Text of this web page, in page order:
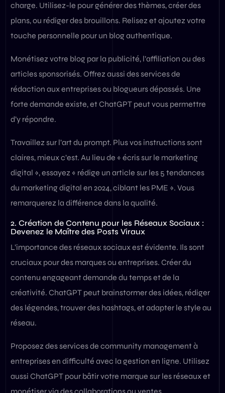
charge. Utilisez-le pour générer des thèmes, créer des
plans, ou rédiger des brouillons. Relisez et ajoutez votre
touche personnelle pour un blog authentique.
Monétisez votre blog par la publicité, l’affiliation ou des
articles sponsorisés. Offrez aussi des services de
rédaction aux entreprises ou blogueurs dépassés. Une
forte demande existe, et ChatGPT peut vous permettre
d’y répondre.
Travaillez sur l’art du prompt. Plus vos instructions sont
claires, mieux c’est. Au lieu de « écris sur le marketing
digital », essayez « rédige un article sur les 5 tendances
du marketing digital en 2024, ciblant les PME ». Vous
remarquerez la différence dans la qualité.
2. Création de Contenu pour les Réseaux Sociaux :
Devenez le Maître des Posts Viraux
L’importance des réseaux sociaux est évidente. Ils sont
cruciaux pour des marques ou entreprises. Créer du
contenu engageant demande du temps et de la
créativité. ChatGPT peut brainstormer des idées, rédiger
des légendes, trouver des hashtags, et adapter le style au
réseau.
Proposez des services de community management à
entreprises en difficulté avec la gestion en ligne. Utilisez
aussi ChatGPT pour bâtir votre marque sur les réseaux et